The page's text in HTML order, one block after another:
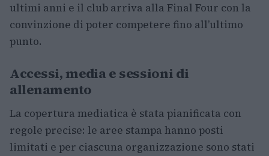
ultimi anni e il club arriva alla Final Four con la
convinzione di poter competere fino all’ultimo
punto.
Accessi, media e sessioni di
allenamento
La copertura mediatica è stata pianificata con
regole precise: le aree stampa hanno posti
limitati e per ciascuna organizzazione sono stati